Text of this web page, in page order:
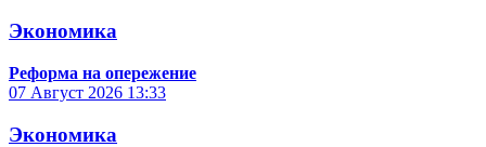
Экономика
Реформа на опережение
07 Август 2026 13:33
Экономика